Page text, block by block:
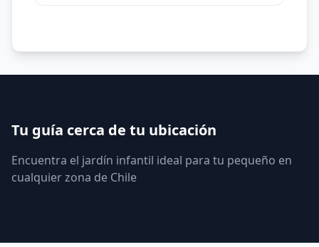
Tu guía cerca de tu ubicación
Encuentra el jardín infantil ideal para tu pequeño en
cualquier zona de Chile